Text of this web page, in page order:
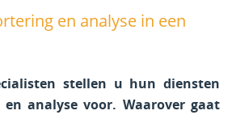
en analyse in een
stellen u hun diensten
analyse voor. Waarover gaat